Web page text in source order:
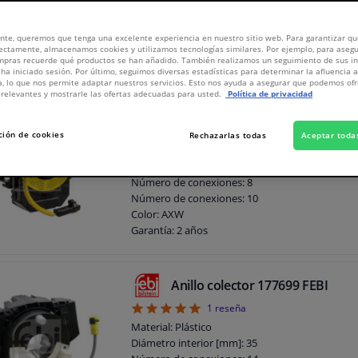
sistema de seguridad. Ingrese su matrícula o los datos de su automóvil en el
productos
42reseñas
Número de conexiones: 8
Número de conexiones: 10
Color: AXW
Garantía: 2 años
Anillo colector 177699 FEBI
51 reseña
Material: Plástico
Diámetro interior [mm]: 35
queremos que tenga una excelente experiencia en nuestro sitio web. Para garantizar
almacenamos cookies y utilizamos tecnologías similares. Por ejemplo, para
recuerde qué productos se han añadido. También realizamos un seguimiento de sus
iniciado sesión. Por último, seguimos diversas estadísticas para determinar la afluencia
lo que nos permite adaptar nuestros servicios. Esto nos ayuda a asegurar que podemos
y mostrarle las ofertas adecuadas para usted.
Política de privacidad
de cookies Rechazarlas todas Aceptar